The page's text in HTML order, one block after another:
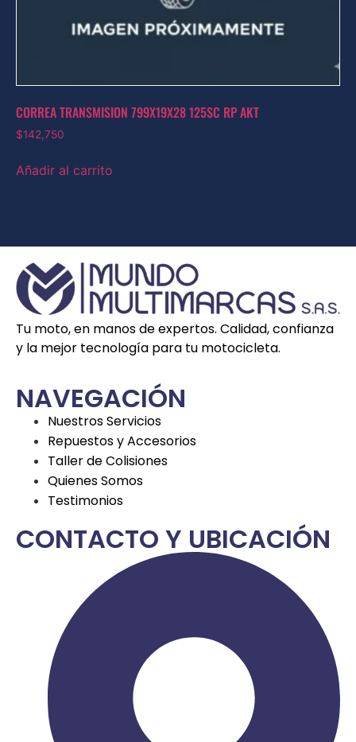
CORREA TRANSMISION 799X19X28 125SC RP AKT
$142,750
Añadir al carrito
Tu moto, en manos de expertos. Calidad, confianza
y la mejor tecnología para tu motocicleta.
NAVEGACIÓN
Nuestros Servicios
Repuestos y Accesorios
Taller de Colisiones
Quienes Somos
Testimonios
CONTACTO Y UBICACIÓN